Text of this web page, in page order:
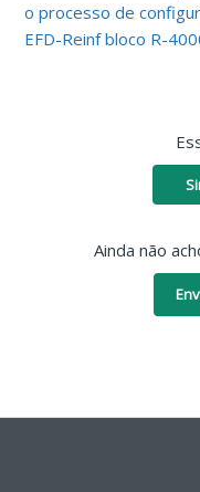
o processo de
EFD-Reinf bloco R-
Ainda não